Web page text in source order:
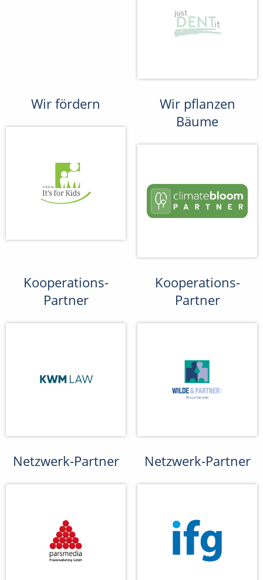
Wir fördern
Wir pflanzen
Bäume
Kooperations-
Partner
Kooperations-
Partner
Netzwerk-Partner Netzwerk-Partner